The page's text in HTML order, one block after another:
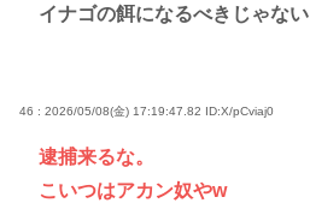
イナゴの餌になるべきじゃない
46 : 2026/05/08(金) 17:19:47.82 ID:X/pCviaj0
逮捕来るな。
こいつはアカン奴やw